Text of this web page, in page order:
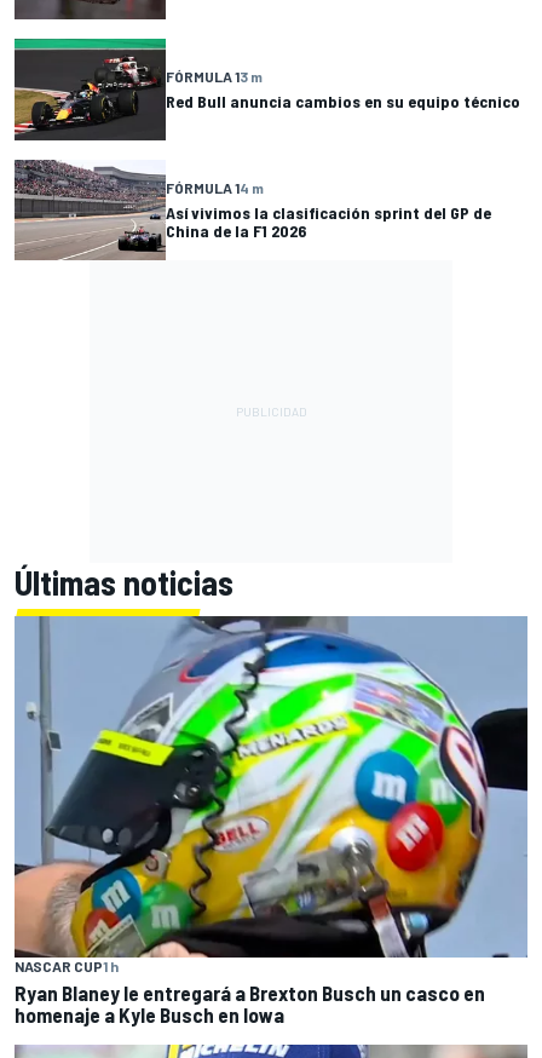
FÓRMULA 13 m
Red Bull anuncia cambios en su equipo técnico
FÓRMULA 14 m
Así vivimos la clasificación sprint del GP de
China de la F1 2026
Últimas noticias
NASCAR CUP1 h
Ryan Blaney le entregará a Brexton Busch un casco en
homenaje a Kyle Busch en Iowa